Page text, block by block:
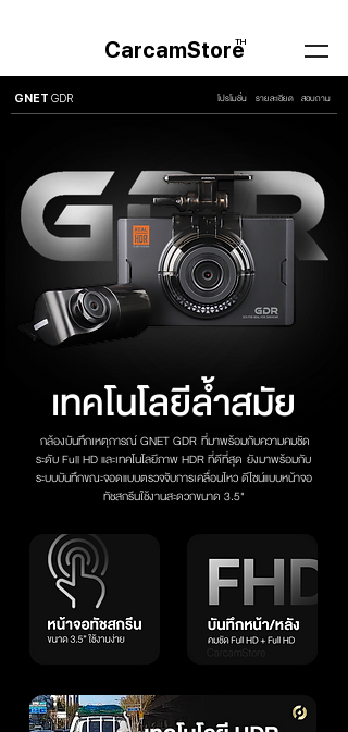
CarcamStore
TH
GNET GDR โปรโมชั่น รายละเอียด สอบถาม
กล้องบันทึกเหตุการณ์ GNET GDR ที่มาพร้อมกับความคมชัด
ระดับ Full HD และเทคโนโลยีภาพ HDR ที่ดีที่สุด ยังมาพร้อมกับ
ระบบบันทึกขณะจอดแบบตรวจจับการเคลื่อนไหว ดีไซน์แบบหน้าจอ
ทัชสกรีนใช้งานสะดวกขนาด 3.5"
เทคโนโลยีล้ำสมัย